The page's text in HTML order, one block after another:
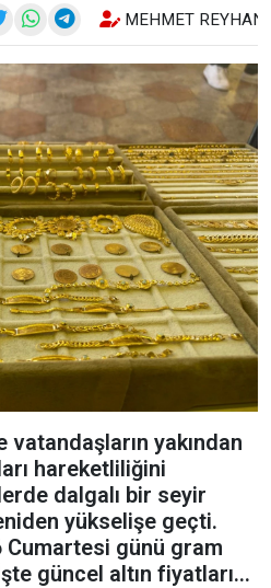
MEHMET
vatandaşların yakından
hareketliliğini
dalgalı bir seyir
yükselişe geçti.
Cumartesi günü gram
güncel altın fiyatları...